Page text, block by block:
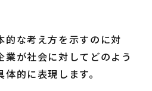
的な考え方を示すのに対
業が社会に対してどのよう
的に表現します。